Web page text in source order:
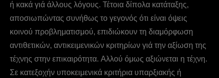
ή κακά γιά άλλους λόγους. Τέτοια δίπολα κατάταξης,
αποσιωπώντας συνήθως το γεγονός ότι είναι όψεις
κοινού προβληματισμού, επιδιώκουν τη διαμόρφωση
αντιθετικών, αντικειμενικών κριτηρίων γιά την αξίωση της
τέχνης στην επικαιρότητα. Aλλού όμως αξιώνεται η τέχνη.
Σε κατεξοχήν υποκειμενικά κριτήρια υπαρξιακής ή